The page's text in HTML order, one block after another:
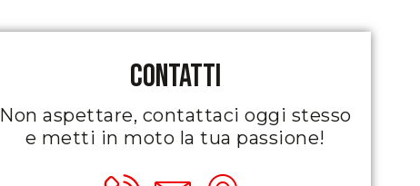
contatti
Non aspettare, contattaci oggi stesso
e metti in moto la tua passione!